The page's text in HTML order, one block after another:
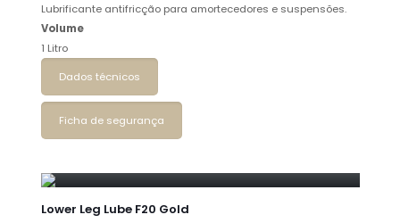
Lubrificante antifricção para amortecedores e suspensões.
Volume
1 Litro
Dados técnicos
Ficha de segurança
Lower Leg Lube F20 Gold